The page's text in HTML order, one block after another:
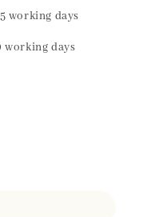
working days
days